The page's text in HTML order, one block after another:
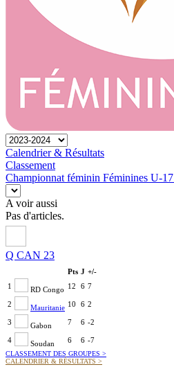
Calendrier & Résultats
Classement
Championnat féminin Féminines U-17
A voir aussi
Pas d'articles.
Q CAN 23
Pts J +/-
1
RD Congo 12 6 7
2 Mauritanie 10 6 2
3 Gabon 7 6 -2
4 Soudan 6 6 -7
CLASSEMENT DES GROUPES >
CALENDRIER & RÉSULTATS >